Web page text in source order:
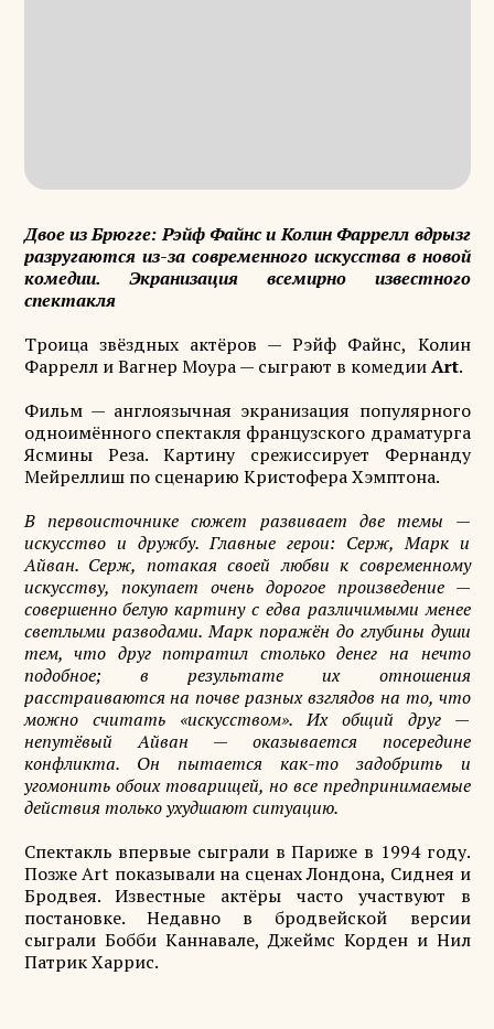
Двое из Брюгге: Рэйф Файнс и Колин Фаррелл вдрызг
разругаются из-за современного искусства в новой
комедии. Экранизация всемирно известного
спектакля
Троица звёздных актёров — Рэйф Файнс, Колин
Фаррелл и Вагнер Моура — сыграют в комедииArt.
Фильм — англоязычная экранизация популярного
одноимённого спектакля французского драматурга
Ясмины Реза. Картину срежиссирует Фернанду
Мейреллиш по сценарию Кристофера Хэмптона.
В первоисточнике сюжет развивает две темы —
искусство и дружбу. Главные герои: Серж, Марк и
Айван. Серж, потакая своей любви к современному
искусству, покупает очень дорогое произведение —
совершенно белую картину с едва различимыми менее
светлыми разводами. Марк поражён до глубины души
тем, что друг потратил столько денег на нечто
подобное; в результате их отношения
расстраиваются на почве разных взглядов на то, что
можно считать «искусством». Их общий друг —
непутёвый Айван — оказывается посередине
конфликта. Он пытается как-то задобрить и
угомонить обоих товарищей, но все предпринимаемые
действия только ухудшают ситуацию.
Спектакль впервые сыграли в Париже в 1994 году.
Позже Art показывали на сценах Лондона, Сиднея и
Бродвея. Известные актёры часто участвуют в
постановке. Недавно в бродвейской версии
сыграли Бобби Каннавале, Джеймс Корден и Нил
Патрик Харрис.